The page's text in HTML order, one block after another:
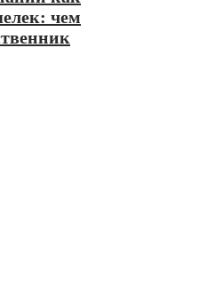
чем